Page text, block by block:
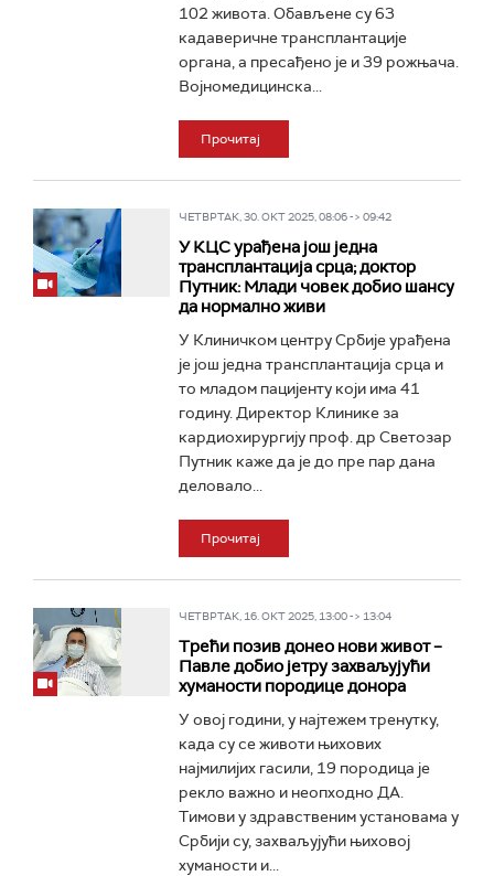
102 живота. Обављене су 63
кадаверичне трансплантације
органа, а пресађено је и 39 рожњача.
Војномедицинска...
Прочитај
ЧЕТВРТАК, 30. ОКТ 2025, 08:06 -> 09:42
У КЦС урађена још једна
трансплантација срца; доктор
Путник: Млади човек добио шансу
да нормално живи
У Клиничком центру Србије урађена
је још једна трансплантација срца и
то младом пацијенту који има 41
годину. Директор Клинике за
кардиохирургију проф. др Светозар
Путник каже да је до пре пар дана
деловало...
Прочитај
ЧЕТВРТАК, 16. ОКТ 2025, 13:00 -> 13:04
Трећи позив донео нови живот –
Павле добио јетру захваљујући
хуманости породице донора
У овој години, у најтежем тренутку,
када су се животи њихових
најмилијих гасили, 19 породица је
рекло важно и неопходно ДА.
Тимови у здравственим установама у
Србији су, захваљујући њиховој
хуманости и...